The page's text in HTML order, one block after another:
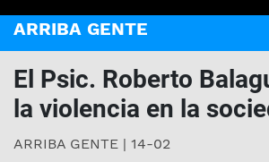
ARRIBA GENTE
El Psic. Roberto
la violencia en la
ARRIBA GENTE | 14-02